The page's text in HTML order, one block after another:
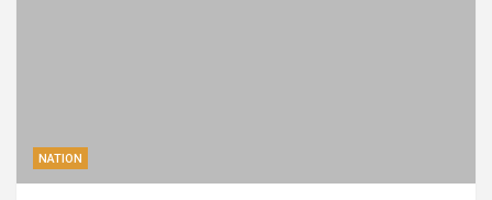
NATION